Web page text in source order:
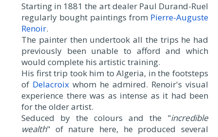
Starting in 1881 the art dealer Paul Durand-Ruel
regularly bought paintings from Pierre-Auguste
Renoir.
The painter then undertook all the trips he had
previously been unable to afford and which
would complete his artistic training.
His first trip took him to Algeria, in the footsteps
of Delacroix whom he admired. Renoir's visual
experience there was as intense as it had been
for the older artist.
Seduced by the colours and the "incredible
wealth" of nature here, he produced several